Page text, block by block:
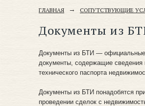
ГЛАВНАЯ СОПУТСТВУЮЩИЕ
Документы из
Документы из БТИ — официальные
документы, содержащие сведения
технического паспорта
Документы из БТИ понадобятся
проведении сделок с